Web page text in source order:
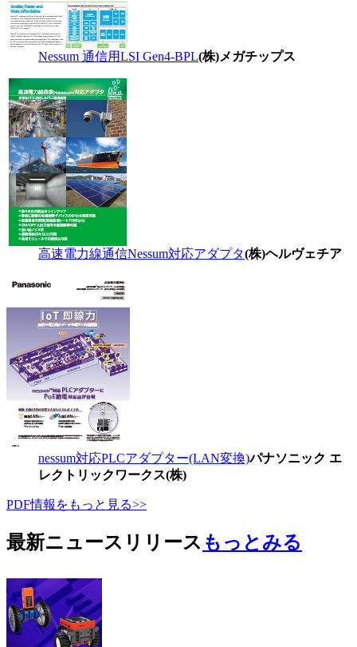
Nessum 通信用LSI Gen4-BPL(株)メガチップス
高速電力線通信Nessum対応アダプタ(株)ヘルヴェチア
nessum対応PLCアダプター(LAN変換)パナソニック エ
レクトリックワークス(株)
PDF情報をもっと見る>>
最新ニュースリリース もっとみる